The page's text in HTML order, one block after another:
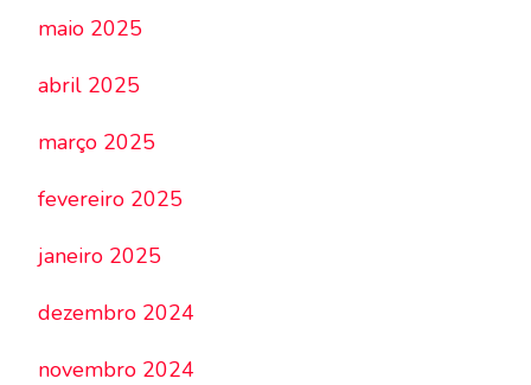
maio 2025
abril 2025
março 2025
fevereiro 2025
janeiro 2025
dezembro 2024
novembro 2024